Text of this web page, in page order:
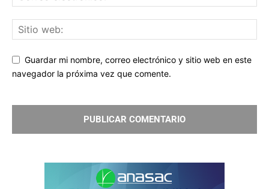
Guardar mi nombre, correo electrónico y sitio web en este
navegador la próxima vez que comente.